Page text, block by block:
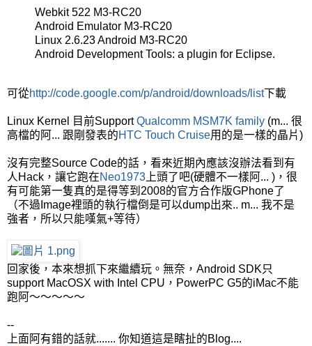
Webkit 522 M3-RC20
Android Emulator M3-RC20
Linux 2.6.23 Android M3-RC20
Android Development Tools: a plugin for Eclipse.
可從http://code.google.com/p/android/downloads/list下載
Linux Kernel 目前SupportQualcomm MSM7K family (m... 很
高檔的阿... 跟剛發表的HTC Touch Cruise用的是一樣的晶片)
沒有完整Source Code的話，看來近期內應該沒辦法看到有
人Hack，讓它跑在Neo1973 上頭了吧(硬體不一樣阿... )，很
有可能第一隻真的是得等到2008的官方合作版GPhone了
（不過Image裡頭的執行檔倒是可以dump出來.. m... 我不是
強者，所以只能嘆氣+等待）
回家後，本來想抓下來繼續玩。無奈，Android SDK只
support MacOSX with Intel CPU，PowerPC G5的iMac不能
跑阿～～～～～
--
上面阿有錯的話就....... 你知道這是瞎扯的Blog....